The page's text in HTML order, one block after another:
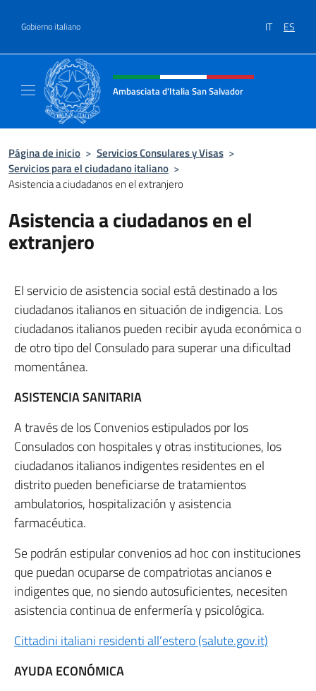
Gobierno italiano IT ES
Encabezado del sitio web,
Ambasciata d'Italia San Salvador
Página de inicio > Servicios Consulares y Visas >
Servicios para el ciudadano italiano >
Asistencia a ciudadanos en el extranjero
Asistencia a ciudadanos en el
extranjero
El servicio de asistencia social está destinado a los
ciudadanos italianos en situación de indigencia. Los
ciudadanos italianos pueden recibir ayuda económica o
de otro tipo del Consulado para superar una dificultad
momentánea.
ASISTENCIA SANITARIA
A través de los Convenios estipulados por los
Consulados con hospitales y otras instituciones, los
ciudadanos italianos indigentes residentes en el
distrito pueden beneficiarse de tratamientos
ambulatorios, hospitalización y asistencia
farmacéutica.
Se podrán estipular convenios ad hoc con instituciones
que puedan ocuparse de compatriotas ancianos e
indigentes que, no siendo autosuficientes, necesiten
asistencia continua de enfermería y psicológica.
Cittadini italiani residenti all’estero (salute.gov.it)
AYUDA ECONÓMICA